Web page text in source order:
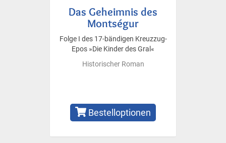
Das Geheimnis des
Montségur
Folge I des 17-bändigen Kreuzzug-
Epos »Die Kinder des Gral«
Historischer Roman
Bestelloptionen